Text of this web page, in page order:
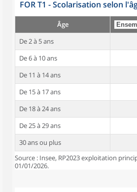
FOR T1 - Scolarisation selon
Âge
De 2 à 5 ans
De 6 à 10 ans
De 11 à 14 ans
De 15 à 17 ans
De 18 à 24 ans
De 25 à 29 ans
30 ans ou plus
Source : Insee, RP2023 exploitation
01/01/2026.